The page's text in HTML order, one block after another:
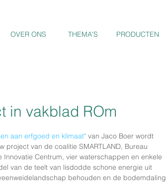
OVER ONS THEMA'S PRODUCTEN
in vakblad ROm
aan erfgoed en klimaat" van Jaco Boer wordt
van de coalitie SMARTLAND, Bureau
Centrum, vier waterschappen en enkele
van de teelt van lisdodde schone energie uit
behouden en de bodemdaling